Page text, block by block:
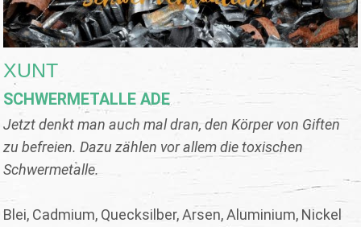
XUNT
SCHWERMETALLE ADE
Jetzt denkt man auch mal dran, den Körper von Giften
zu befreien. Dazu zählen vor allem die toxischen
Schwermetalle.
Blei, Cadmium, Quecksilber, Arsen, Aluminium, Nickel